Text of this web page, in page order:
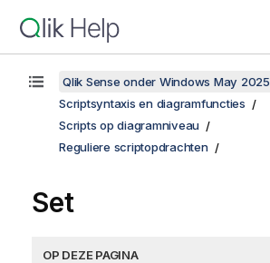
Qlik Sense onder Windows May 2025
Scriptsyntaxis en diagramfuncties
Scripts op diagramniveau
Reguliere scriptopdrachten
Set
OP DEZE PAGINA